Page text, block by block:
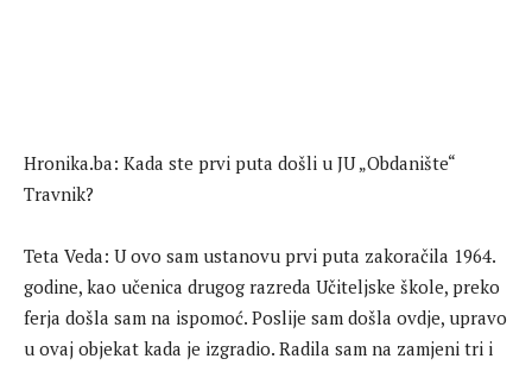
Hronika.ba: Kada ste prvi puta došli u JU „Obdanište“
Travnik?
Teta Veda: U ovo sam ustanovu prvi puta zakoračila 1964.
godine, kao učenica drugog razreda Učiteljske škole, preko
ferja došla sam na ispomoć. Poslije sam došla ovdje, upravo
u ovaj objekat kada je izgradio. Radila sam na zamjeni tri i